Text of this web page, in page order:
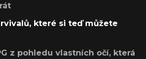
které si teď můžete
z pohledu vlastních očí, která